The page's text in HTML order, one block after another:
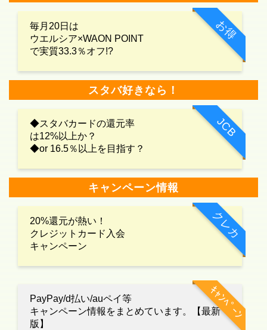
お得
毎月20日は
ウエルシア×WAON POINT
で実質33.3％オフ!?
スタバ好きなら！
JCB
◆スタバカードの還元率
は12%以上か？
◆or 16.5％以上を目指す？
キャンペーン情報
クレカ
20%還元が熱い！
クレジットカード入会
キャンペーン
ｷｬﾝﾍﾟｰﾝ
PayPay/d払い/auペイ等
キャンペーン情報をまとめています。【最新
版】